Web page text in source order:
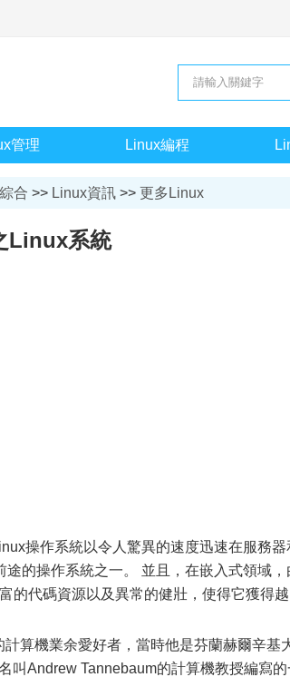
管理 Linux編程
合 >> Linux資訊 >> 更多Linux
Linux系統
操作系統以令人驚異的速度迅速在服務器
的操作系統之一。 並且，在嵌入式領域，
的代碼資源以及異常的健壯，使得它獲得越
算機業余愛好者，當時他是芬蘭赫爾辛基
叫Andrew Tannebaum的計算機教授編寫的